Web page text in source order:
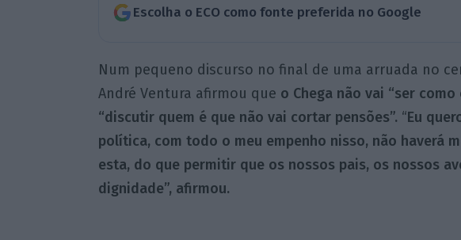
Escolha o ECO como fonte preferida no Google
Num pequeno discurso no final de uma arruada no
André Ventura afirmou que o Chega não vai “ser como
“discutir quem é que não vai cortar pensões”. “Eu
política, com todo o meu empenho nisso, não haverá
esta, do que permitir que os nossos pais, os nossos
dignidade”, afirmou.